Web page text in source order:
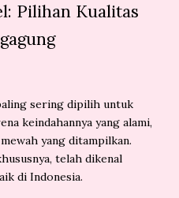
Pilihan Kualitas
sering dipilih untuk
keindahannya yang alami,
yang ditampilkan.
telah dikenal
di Indonesia.